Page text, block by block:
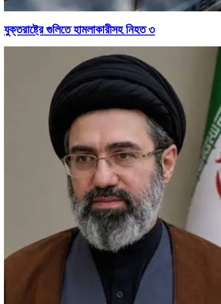
যুক্তরাষ্ট্রে গুলিতে হামলাকারীসহ নিহত ৩